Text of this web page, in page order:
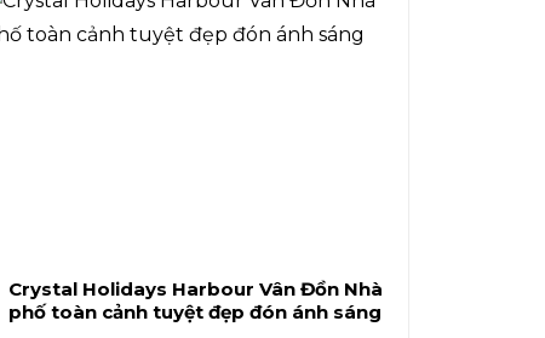
Crystal Holidays Harbour Vân Đồn Nhà
phố toàn cảnh tuyệt đẹp đón ánh sáng